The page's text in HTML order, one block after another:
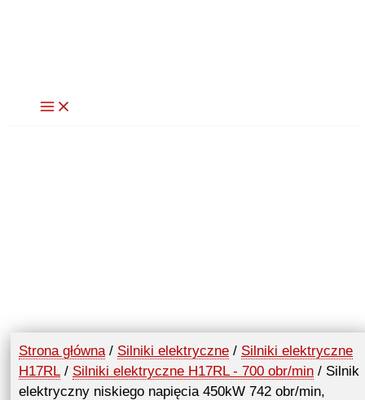
Strona główna/ Silniki elektryczne / Silniki elektryczne
H17RL / Silniki elektryczne H17RL - 700 obr/min / Silnik
elektryczny niskiego napięcia 450kW 742 obr/min,